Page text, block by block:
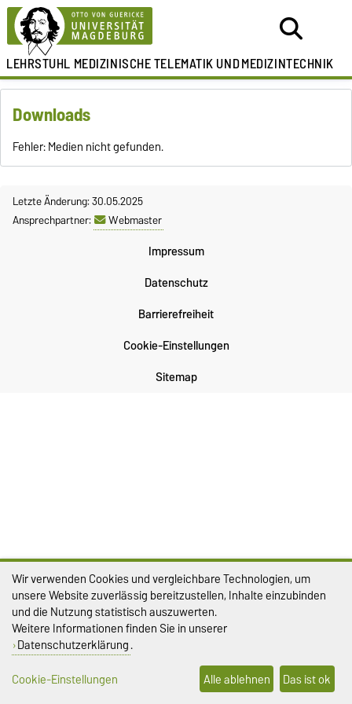
LEHRSTUHL MEDIZINISCHE TELEMATIK UNDMEDIZINTECHNIK
Downloads
Fehler: Medien nicht gefunden.
Letzte Änderung: 30.05.2025
Ansprechpartner:
Webmaster
Impressum
Datenschutz
Barrierefreiheit
Cookie-Einstellungen
Sitemap
Wir verwenden Cookies und vergleichbare Technologien, um
unsere Website zuverlässig bereitzustellen, Inhalte einzubinden
und die Nutzung statistisch auszuwerten.
Weitere Informationen finden Sie in unserer
Datenschutzerklärung.
Cookie-Einstellungen
Alle ablehnen Das ist ok